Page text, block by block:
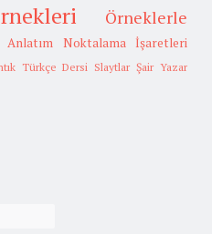
Örneklerle
Noktalama İşaretleri
Türkçe Dersi Slaytlar Şair Yazar